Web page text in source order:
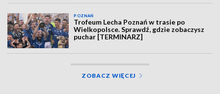
POZNAŃ
Trofeum Lecha Poznań w trasie po
Wielkopolsce. Sprawdź, gdzie zobaczysz
puchar [TERMINARZ]
ZOBACZ WIĘCEJ